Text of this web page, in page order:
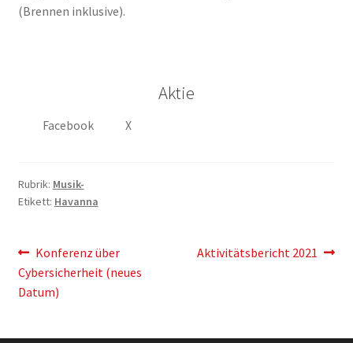
(Brennen inklusive).
Aktie
Facebook X
Rubrik: Musik-
Etikett: Havanna
Artikelnavigation
Vorherigen
Post:
Konferenz über
Cybersicherheit (neues
Datum)
Der
Aktivitätsbericht 2021